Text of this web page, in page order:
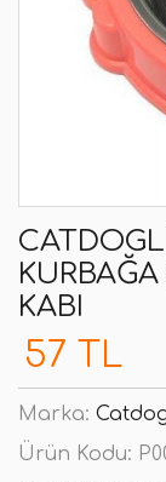
KABI
57 TL
Marka:
Ürün Kodu: